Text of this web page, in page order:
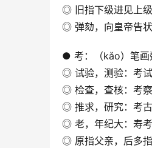
◎ 旧指下级进见上级
◎ 弹劾，向皇帝告状
● 考：（kǎo）笔画
◎ 试验，测验：考试
◎ 检查，查核：考察
◎ 推求，研究：考古
◎ 老，年纪大：寿考
◎ 原指父亲，后多指